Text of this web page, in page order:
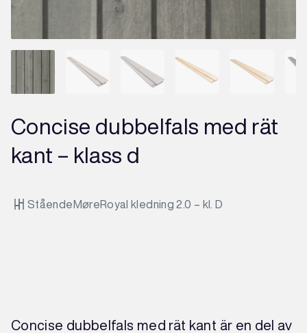
Concise dubbelfals med rät
kant – klass d
Stående MøreRoyal kledning 2.0 – kl. D
Concise dubbelfals med rät kant är en del av